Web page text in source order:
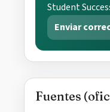
Student
Enviar
Fuentes